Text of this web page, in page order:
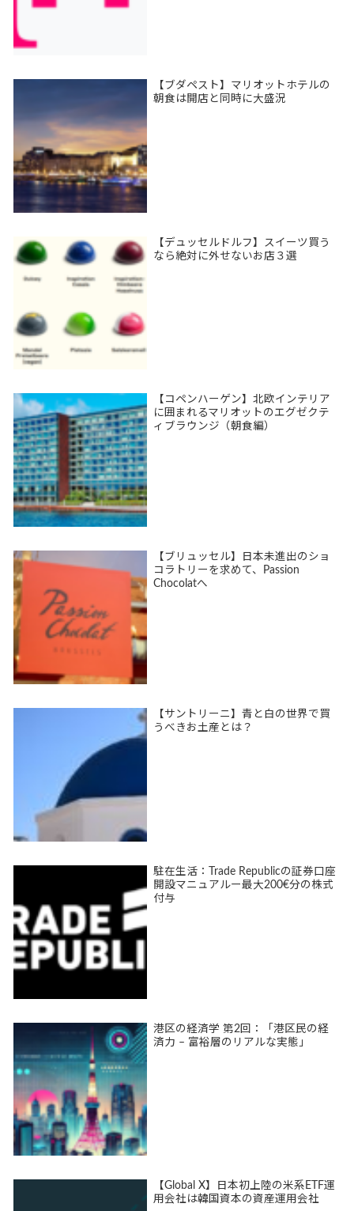
【ブダペスト】マリオットホテルの
朝食は開店と同時に大盛況
【デュッセルドルフ】スイーツ買う
なら絶対に外せないお店３選
【コペンハーゲン】北欧インテリア
に囲まれるマリオットのエグゼクテ
ィブラウンジ（朝食編）
【ブリュッセル】日本未進出のショ
コラトリーを求めて、Passion
Chocolatへ
【サントリーニ】青と白の世界で買
うべきお土産とは？
駐在生活：Trade Republicの証券口座
開設マニュアルー最大200€分の株式
付与
港区の経済学 第2回：「港区民の経
済力 – 富裕層のリアルな実態」
【Global X】日本初上陸の米系ETF運
用会社は韓国資本の資産運用会社